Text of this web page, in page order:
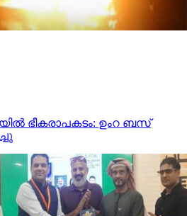
ഭീകരാപകടം: ഉംറ ബസ്